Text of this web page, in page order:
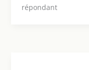
répondant